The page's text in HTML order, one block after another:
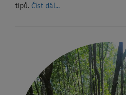
tipů. Číst dál...